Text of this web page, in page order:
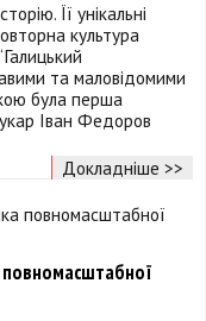
Її унікальні
культура
та маловідомими
була перша
Іван Федоров
Докладніше >>
повномасштабної